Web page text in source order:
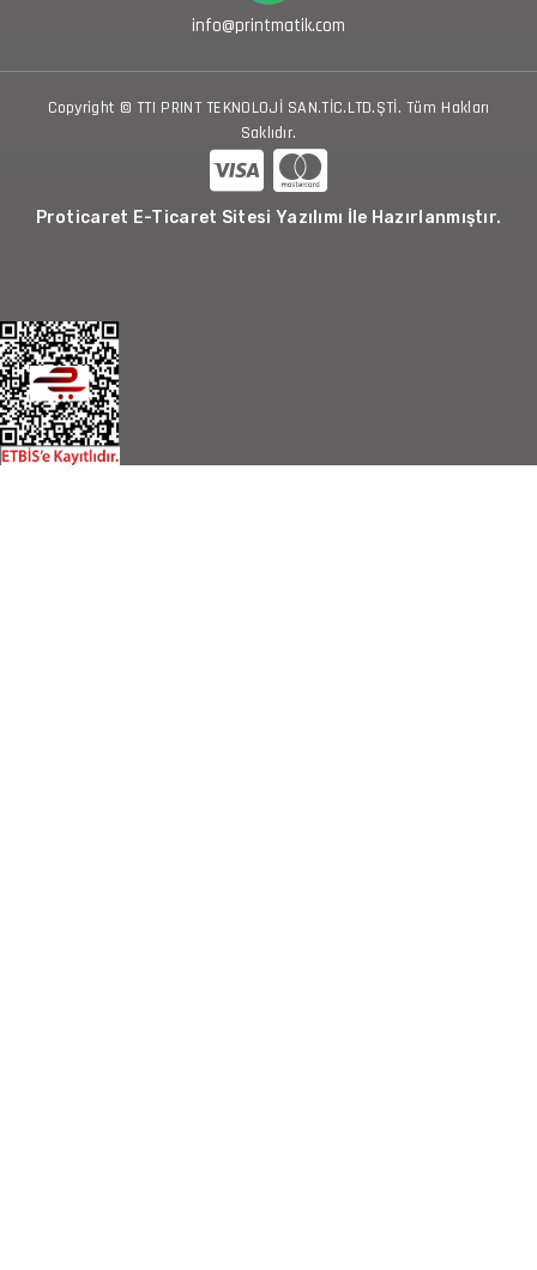
info@printmatik.com
Copyright © TTI PRINT TEKNOLOJİ SAN.TİC.LTD.ŞTİ. Tüm Hakları
Saklıdır.
Proticaret E-Ticaret Sitesi Yazılımı İle Hazırlanmıştır.